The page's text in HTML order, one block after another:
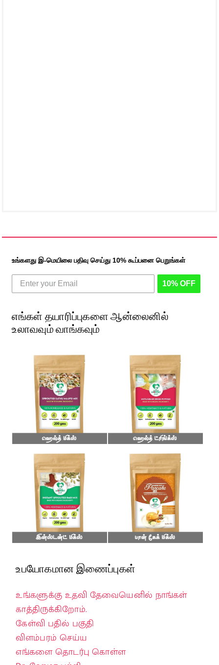
உங்களது இ-மெயிலை பதிவு செய்து 10% கூப்பனை பெறுங்கள்
10% OFF
எங்கள் தயாரிப்புகளை ஆன்லைனில்
உலாவவும் வாங்கவும்
உபயோகமான இணைப்புகள்
உங்களுக்கு உதவி தேவையெனில் நாங்கள்
காத்திருக்கிறோம்.
கேள்வி பதில் பகுதி
விளம்பரம் செய்ய
எங்களை தொடர்பு கொள்ள